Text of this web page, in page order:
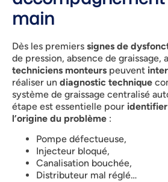
main
Dès les premiers signes de
de pression, absence de graissage,
techniciens monteurs peuvent
réaliser un diagnostic technique
système de graissage centralisé
étape est essentielle pour
l’origine du problème :
Pompe défectueuse,
Injecteur bloqué,
Canalisation bouchée,
Distributeur mal réglé…